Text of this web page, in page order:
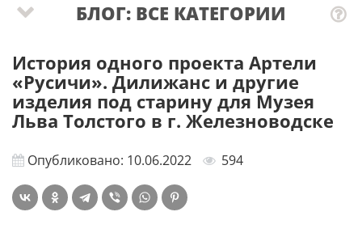
История одного проекта Артели
«Русичи». Дилижанс и другие
изделия под старину для Музея
Льва Толстого в г. Железноводске
Опубликовано: 10.06.2022 594
БЛОГ: ВСЕ КАТЕГОРИИ